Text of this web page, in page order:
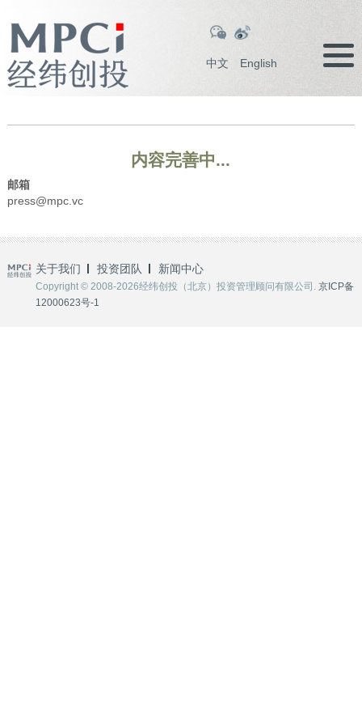
中文 English
内容完善中...
邮箱
press@mpc.vc
关于我们 投资团队 新闻中心
Copyright © 2008-2026经纬创投（北京）投资管理顾问有限公司. 京ICP备
12000623号-1